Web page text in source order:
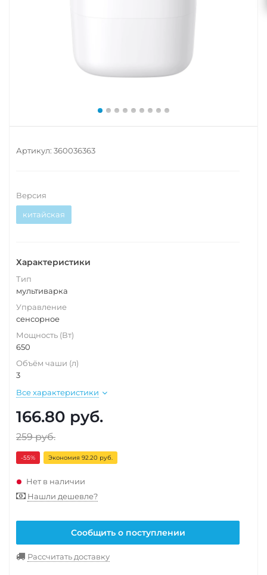
Артикул: 360036363
Версия
китайская
Характеристики
Тип
мультиварка
Управление
сенсорное
Мощность (Вт)
650
Объём чаши (л)
3
Все характеристики
166.80 руб.
259руб.
-55% Экономия 92.20 руб.
Нет в наличии
Нашли дешевле?
Сообщить о поступлении
Рассчитать доставку